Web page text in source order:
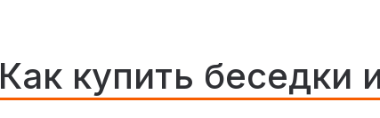
Как купить беседки